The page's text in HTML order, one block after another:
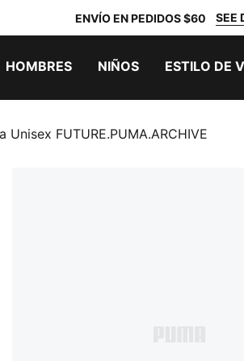
ENVÍO EN PEDIDOS $60 SEE
HOMBRES NIÑOS ESTILO DE
Unisex FUTURE.PUMA.ARCHIVE